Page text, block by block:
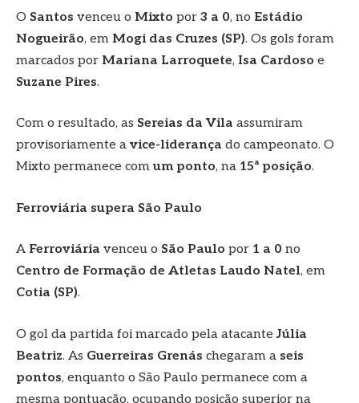
O Santos venceu o Mixto por 3 a 0, no Estádio
Nogueirão, em Mogi das Cruzes (SP). Os gols foram
marcados por Mariana Larroquete, Isa Cardoso e
Suzane Pires.
Com o resultado, as Sereias da Vila assumiram
provisoriamente a vice-liderança do campeonato. O
Mixto permanece comum ponto, na 15ª posição.
Ferroviária supera São Paulo
A Ferroviária venceu o São Paulo por 1 a 0 no
Centro de Formação de Atletas Laudo Natel, em
Cotia (SP).
O gol da partida foi marcado pela atacanteJúlia
Beatriz. As Guerreiras Grenás chegaram a seis
pontos, enquanto o São Paulo permanece com a
mesma pontuação, ocupando posição superior na